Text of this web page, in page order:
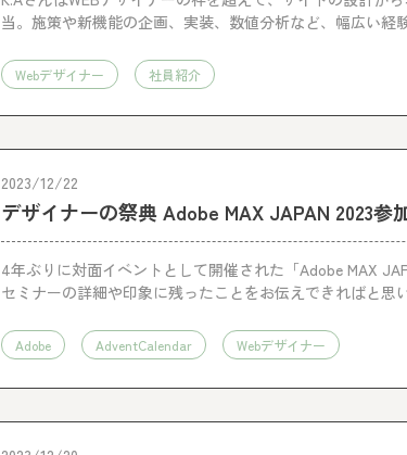
当。施策や新機能の企画、実装、数値分析など、幅広い経
Webデザイナー 社員紹介
2023/12/22
デザイナーの祭典 Adobe MAX JAPAN 2023参
4年ぶりに対面イベントとして開催された「Adobe MAX
セミナーの詳細や印象に残ったことをお伝えできればと思
Adobe AdventCalendar Webデザイナー